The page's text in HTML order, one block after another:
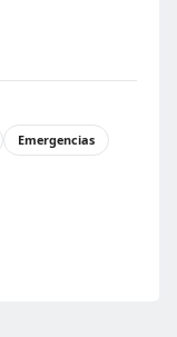
Emergencias